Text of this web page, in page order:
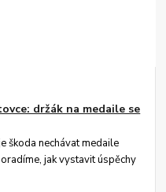
držák na medaile se
škoda nechávat medaile
jak vystavit úspěchy